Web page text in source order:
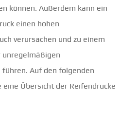
können. Außerdem kann ein
einen hohen
verursachen und zu einem
unregelmäßigen
führen. Auf den folgenden
eine Übersicht der Reifendrücke